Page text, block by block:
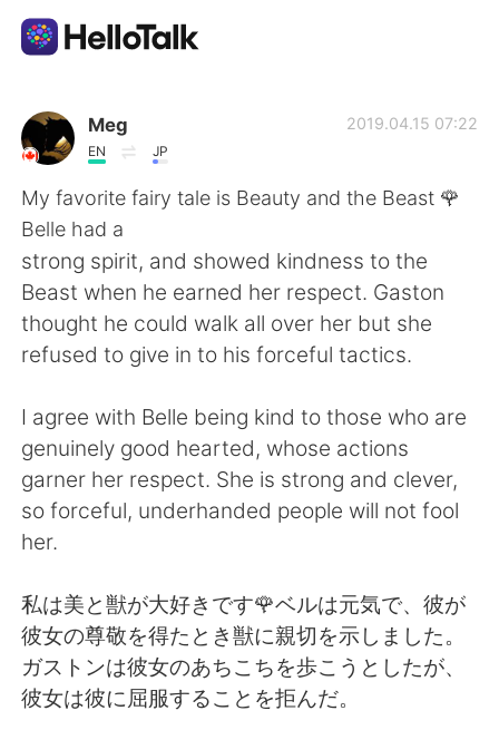
Aplicación de intercambio de idiomas
AI Grammar Checker
Español
English 简体中文
Français Deutsch
日本語 한국어
Indonesia Italiano
Türkçe Tiếng Việt
Meg
EN JP
2019.04.15 07:22
My favorite fairy tale is Beauty and the Beast 🌹
Belle had a
strong spirit, and showed kindness to the
Beast when he earned her respect. Gaston
thought he could walk all over her but she
refused to give in to his forceful tactics.
I agree with Belle being kind to those who are
genuinely good hearted, whose actions
garner her respect. She is strong and clever,
so forceful, underhanded people will not fool
her.
私は美と獣が大好きです🌹ベルは元気で、彼が
彼女の尊敬を得たとき獣に親切を示しました。
ガストンは彼女のあちこちを歩こうとしたが、
彼女は彼に屈服することを拒んだ。